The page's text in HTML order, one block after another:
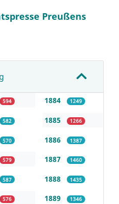
Preußens
594
582
570
579
587
576
1884 1249
1885 1266
1886 1387
1887 1460
1888 1435
1889 1346